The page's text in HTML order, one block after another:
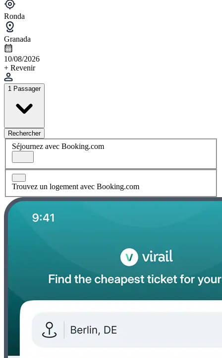
Ronda
Granada
10/08/2026
+ Revenir
1 Passager
Rechercher
Séjournez avec Booking.com
Trouvez un logement avec Booking.com